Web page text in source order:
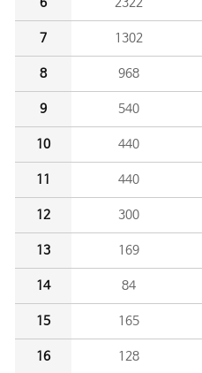
7 1302
8 968
9 540
10 440
11 440
12 300
13 169
14 84
15 165
16 128